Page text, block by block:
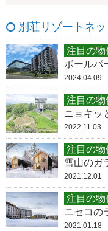
別荘リゾートネ
注目の物
ボールパ
2024.04.09
注目の物
ニョキッ
2022.11.03
注目の物
雪山のガ
2021.12.01
注目の物
ニセコの
2021.01.18